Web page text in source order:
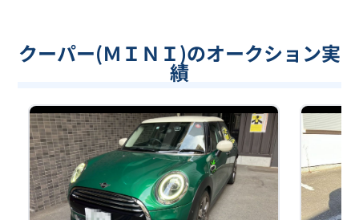
クーパー(ＭＩＮＩ)のオークション実
績